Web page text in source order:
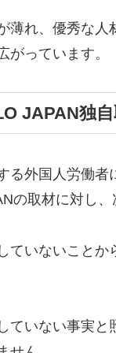
薄れ、優秀な
っています。
JAPAN独自
る外国人労働
の取材に対し、
ていないこと
ていない事実